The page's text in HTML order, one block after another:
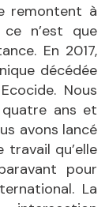
remontent à
ce n’est que
En 2017,
décédée
Nous
ans et
avons lancé
qu’elle
pour
La